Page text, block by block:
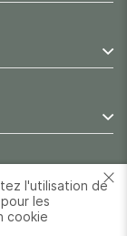
l'utilisation de
les
cookie